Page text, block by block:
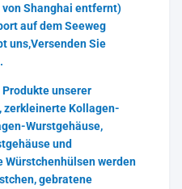
Shanghai entfernt)
auf dem Seeweg
uns,Versenden Sie
unserer
zerkleinerte Kollagen-
Wurstgehäuse,
und
Würstchenhülsen werden
gebratene